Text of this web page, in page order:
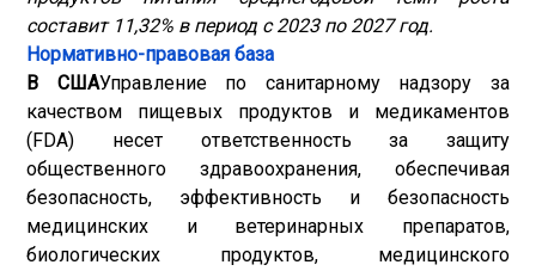
составит 11,32% в период с 2023 по 2027 год.
Нормативно-правовая база
В СШАУправление по санитарному надзору за
качеством пищевых продуктов и медикаментов
(FDA) несет ответственность за защиту
общественного здравоохранения, обеспечивая
безопасность, эффективность и безопасность
медицинских и ветеринарных препаратов,
биологических продуктов, медицинского